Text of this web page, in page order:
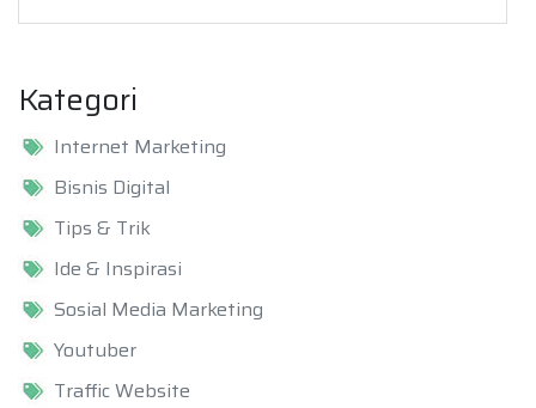
Kategori
Internet Marketing
Bisnis Digital
Tips & Trik
Ide & Inspirasi
Sosial Media Marketing
Youtuber
Traffic Website